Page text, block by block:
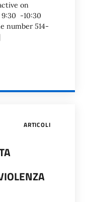
on
-10:30
number 514-
ARTICOLI